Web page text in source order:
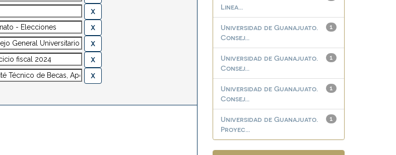
Linea...
1
Universidad de Guanajuato.
Consej...
1
Universidad de Guanajuato.
Consej...
1
Universidad de Guanajuato.
Consej...
1
Universidad de Guanajuato.
Proyec...